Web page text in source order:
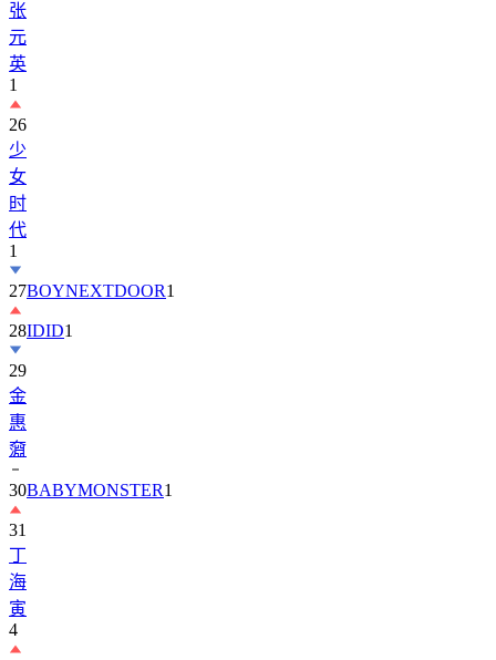
张
元
英
1
26
少
女
时
代
1
27BOYNEXTDOOR1
28IDID1
29
金
惠
奫
30BABYMONSTER1
31
丁
海
寅
4